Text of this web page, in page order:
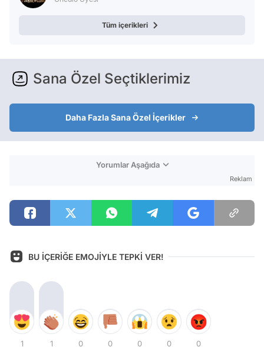
Tüm içerikleri
Sana Özel Seçtiklerimiz
Daha Fazla Sana Özel İçerikler
Yorumlar Aşağıda
Reklam
BU İÇERİĞE EMOJİYLE TEPKİ VER!
1 1 0 0 0 0 0